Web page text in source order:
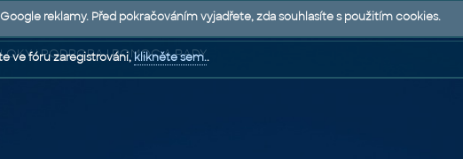
| PODPORA | POMOC A RADY
reklamy. Před pokračováním vyjadřete, zda souhlasíte s použitím cookies.
ve fóru zaregistrováni,klikněte sem..